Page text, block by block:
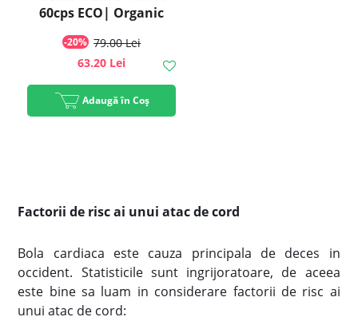
60cps ECO| Organic
-20% 79.00 Lei
63.20 Lei
Adaugă în Coș
Factorii de risc ai unui atac de cord
Bola cardiaca este cauza principala de deces in
occident. Statisticile sunt ingrijoratoare, de aceea
este bine sa luam in considerare factorii de risc ai
unui atac de cord: